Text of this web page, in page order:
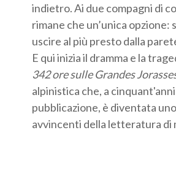
indietro. Ai due compagni di
rimane che un’unica opzione:
uscire al più presto dalla
E qui inizia il dramma e la
342 ore sulle Grandes
alpinistica che, a
pubblicazione, è diventata
avvincenti della letteratura di